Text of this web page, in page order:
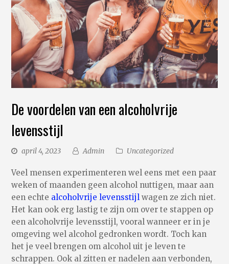
De voordelen van een alcoholvrije
levensstijl
april 4, 2023 Admin Uncategorized
Veel mensen experimenteren wel eens met een paar
weken of maanden geen alcohol nuttigen, maar aan
een echte alcoholvrije levensstijl wagen ze zich niet.
Het kan ook erg lastig te zijn om over te stappen op
een alcoholvrije levensstijl, vooral wanneer er in je
omgeving wel alcohol gedronken wordt. Toch kan
het je veel brengen om alcohol uit je leven te
schrappen. Ook al zitten er nadelen aan verbonden,